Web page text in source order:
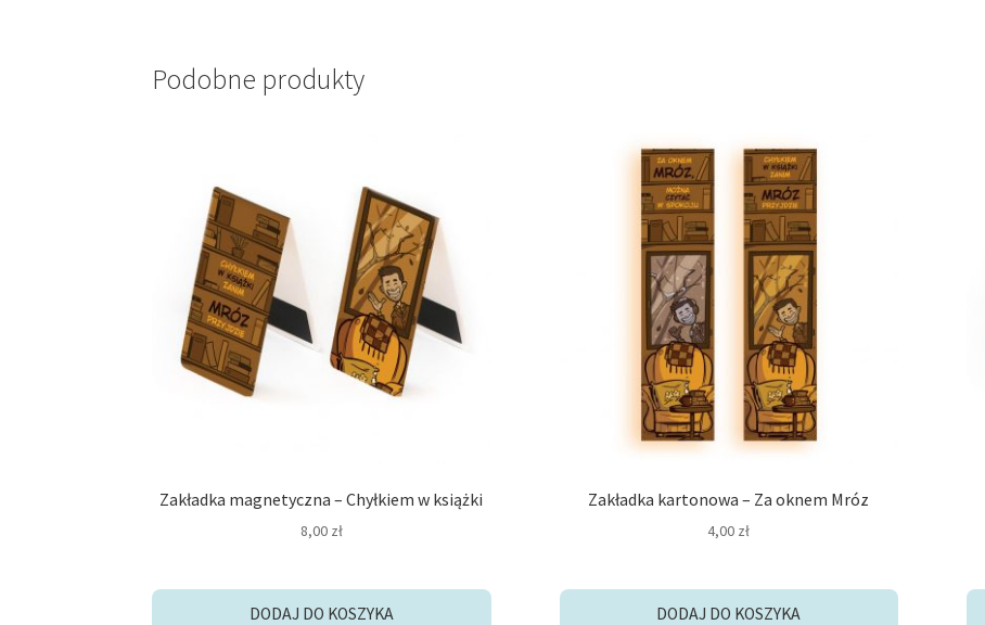
Podobne produkty
Zakładka magnetyczna – Chyłkiem w książki
8,00 zł
DODAJ DO KOSZYKA
Zakładka kartonowa – Za oknem Mróz
4,00 zł
DODAJ DO KOSZYKA